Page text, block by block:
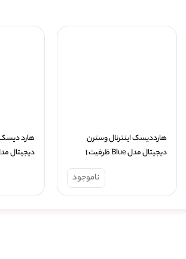
هارددیسک اینترنال وسترن
دیجیتال مدل Blue ظرفیت ۱
ناموجود